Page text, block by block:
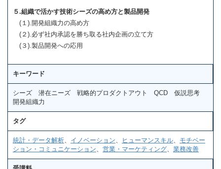
５.組織で活かす技術シーズの高め方と製品開発
(１).開発組織力の高め方
(２).必ず社内承認を勝ち取る社内企画の立て方
(３).製品開発への応用
キーワード
シーズ 潜在ニーズ 戦略的プロダクトアウト QCD 仮説思考
開発組織力
タグ
統計・データ解析 イノベーション ヒューマンスキル
モチベー
ション・コミュニケーション
営業・マーケティング 業務改善